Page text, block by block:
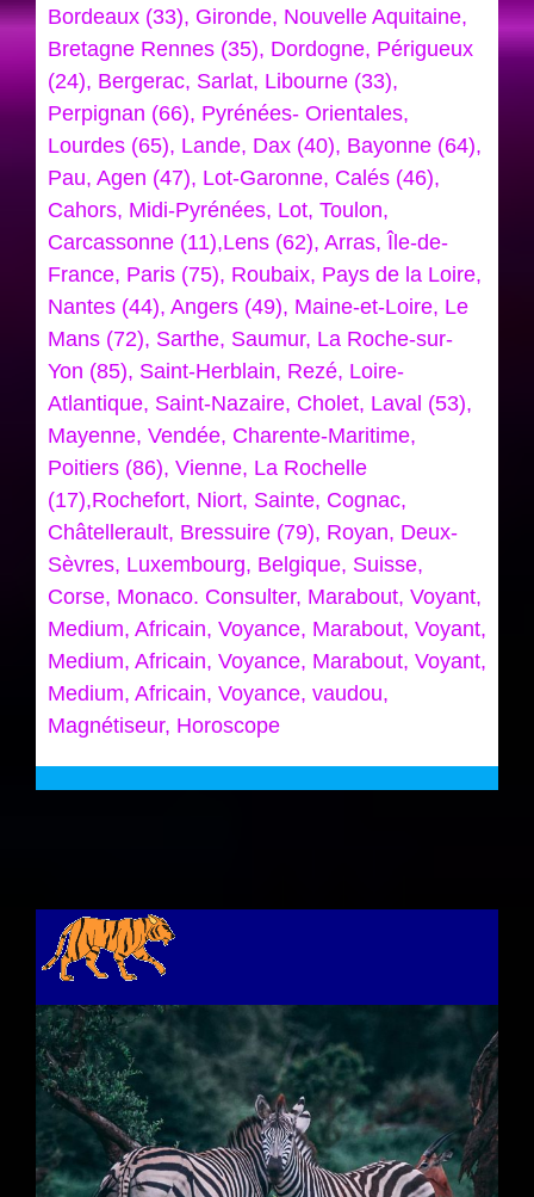
Bordeaux (33), Gironde, Nouvelle Aquitaine,
Bretagne Rennes (35), Dordogne, Périgueux
(24), Bergerac, Sarlat, Libourne (33),
Perpignan (66), Pyrénées- Orientales,
Lourdes (65), Lande, Dax (40), Bayonne (64),
Pau, Agen (47), Lot-Garonne, Calés (46),
Cahors, Midi-Pyrénées, Lot, Toulon,
Carcassonne (11),Lens (62), Arras, Île-de-
France, Paris (75), Roubaix, Pays de la Loire,
Nantes (44), Angers (49), Maine-et-Loire, Le
Mans (72), Sarthe, Saumur, La Roche-sur-
Yon (85), Saint-Herblain, Rezé, Loire-
Atlantique, Saint-Nazaire, Cholet, Laval (53),
Mayenne, Vendée, Charente-Maritime,
Poitiers (86), Vienne, La Rochelle
(17),Rochefort, Niort, Sainte, Cognac,
Châtellerault, Bressuire (79), Royan, Deux-
Sèvres, Luxembourg, Belgique, Suisse,
Corse, Monaco. Consulter, Marabout, Voyant,
Medium, Africain, Voyance, Marabout, Voyant,
Medium, Africain, Voyance, Marabout, Voyant,
Medium, Africain, Voyance, vaudou,
Magnétiseur, Horoscope